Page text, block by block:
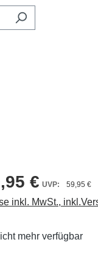
€ 59,95 €
inkl. MwSt.,
mehr verfügbar